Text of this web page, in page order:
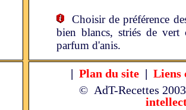
Choisir de préférence
bien blancs, striés de vert
parfum d'anis.
| Plan du site | Liens
© AdT-Recettes